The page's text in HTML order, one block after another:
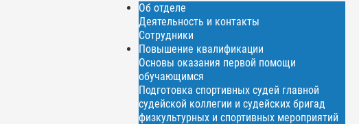
Об отделе
Деятельность и контакты
Сотрудники
Повышение квалификации
Основы оказания первой помощи
обучающимся
Подготовка спортивных судей главной
судейской коллегии и судейских бригад
физкультурных и спортивных мероприятий